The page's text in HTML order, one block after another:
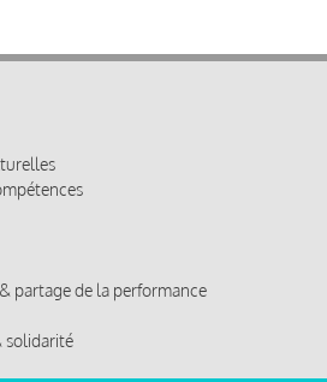
partage de la performance
solidarité